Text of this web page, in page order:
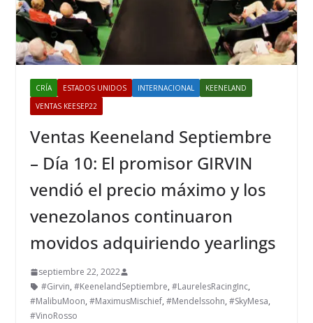
CRÍA ESTADOS UNIDOS INTERNACIONAL
KEENELAND
VENTAS KEESEP22
Ventas Keeneland Septiembre
– Día 10: El promisor GIRVIN
vendió el precio máximo y los
venezolanos continuaron
movidos adquiriendo yearlings
septiembre 22, 2022
#Girvin, #KeenelandSeptiembre, #LaurelesRacingInc,
#MalibuMoon, #MaximusMischief, #Mendelssohn, #SkyMesa,
#VinoRosso